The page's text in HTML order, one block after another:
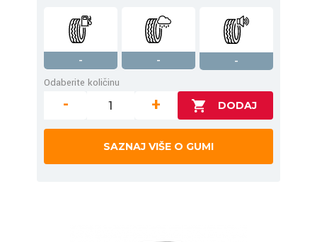
- -
-
Odaberite količinu
- +
SAZNAJ VIŠE O GUMI